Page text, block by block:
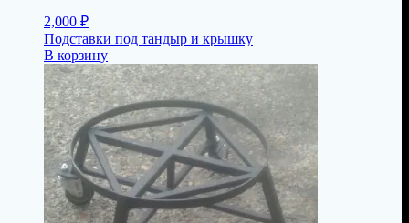
2,000 ₽
Подставки под тандыр и крышку
В корзину